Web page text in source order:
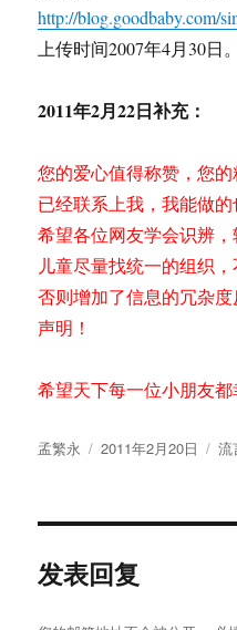
http://blog.goodbaby.com/
上传时间2007年4月30日。
2011年2月22日补充：
您的爱心值得称赞，您
已经联系上我，我能做
希望各位网友学会识辨
儿童尽量找统一的组织
否则增加了信息的冗杂
声明！
希望天下每一位小朋友都
作
孟繁永
发
2011年2月20日
分
流
发表回复